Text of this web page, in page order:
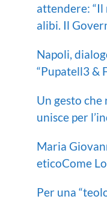
attendere:
alibi. Il
Napoli,
“Pupatell3 &
Un gesto che
unisce per
Maria
eticoCome
Per una